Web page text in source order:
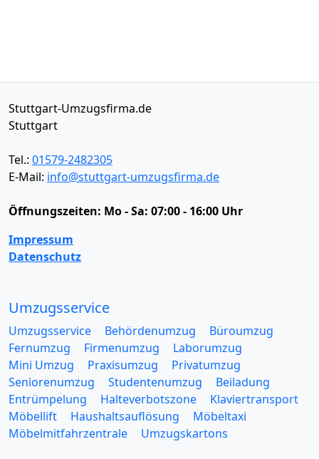
Stuttgart-Umzugsfirma.de
Stuttgart
Tel.: 01579-2482305
E-Mail: info@stuttgart-umzugsfirma.de
Öffnungszeiten: Mo - Sa: 07:00 - 16:00 Uhr
Impressum
Datenschutz
Umzugsservice
Umzugsservice Behördenumzug
Büroumzug
Fernumzug
Firmenumzug
Laborumzug
Mini Umzug
Praxisumzug
Privatumzug
Seniorenumzug
Studentenumzug
Beiladung
Entrümpelung
Halteverbotszone
Klaviertransport
Möbellift
Haushaltsauflösung
Möbeltaxi
Möbelmitfahrzentrale
Umzugskartons